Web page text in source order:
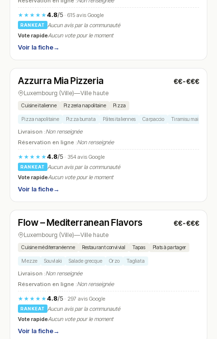
★★★★★4.8/5· 615 avis Google
RANKEAT
Aucun avis par la communauté
Vote rapideAucun vote pour le moment
Voir la fiche→
N° 5
Azzurra Mia Pizzeria €€-€€€
Luxembourg (Ville)—Ville haute
Cuisine italienne Pizzeria napolitaine Pizza
Pizza napolitaine Pizza burrata Pâtes italiennes Carpaccio Tiramisu maison
Livraison :Non renseignée
Réservation en ligne :Non renseignée
★★★★★4.8/5· 354 avis Google
RANKEAT
Aucun avis par la communauté
Vote rapideAucun vote pour le moment
Voir la fiche→
N° 6
Flow – Mediterranean Flavors €€-€€€
Luxembourg (Ville)—Ville haute
Cuisine méditerranéenne Restaurant convivial Tapas Plats à partager
Mezze Souvlaki Salade grecque Orzo Tagliata
Livraison :Non renseignée
Réservation en ligne :Non renseignée
★★★★★4.8/5· 297 avis Google
RANKEAT
Aucun avis par la communauté
Vote rapideAucun vote pour le moment
Voir la fiche→